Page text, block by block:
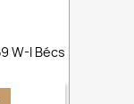
W-I Bécs